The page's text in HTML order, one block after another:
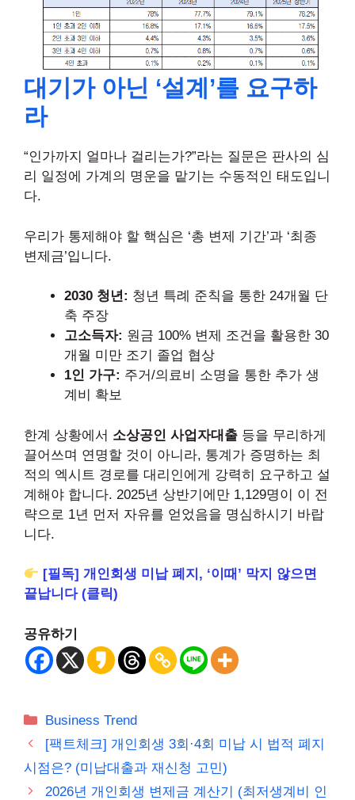
대기가 아닌 ‘설계’를 요구하
라
“인가까지 얼마나 걸리는가?”라는 질문은 판사의 심
리 일정에 가계의 명운을 맡기는 수동적인 태도입니
다.
우리가 통제해야 할 핵심은 ‘총 변제 기간’과 ‘최종
변제금’입니다.
2030 청년: 청년 특례 준칙을 통한 24개월 단
축 주장
고소득자: 원금 100% 변제 조건을 활용한 30
개월 미만 조기 졸업 협상
1인 가구: 주거/의료비 소명을 통한 추가 생
계비 확보
한계 상황에서 소상공인 사업자대출 등을 무리하게
끌어쓰며 연명할 것이 아니라, 통계가 증명하는 최
적의 엑시트 경로를 대리인에게 강력히 요구하고 설
계해야 합니다. 2025년 상반기에만 1,129명이 이 전
략으로 1년 먼저 자유를 얻었음을 명심하시기 바랍
니다.
[필독] 개인회생 미납 폐지, ‘이때’ 막지 않으면
끝납니다 (클릭)
공유하기
카
테
리
Business Trend
[팩트체크] 개인회생 3회·4회 미납 시 법적 폐지
시점은? (미납대출과 재신청 고민)
2026년 개인회생 변제금 계산기 (최저생계비 인